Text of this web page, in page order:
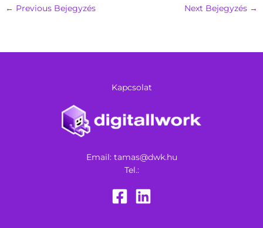
← Previous Bejegyzés Next Bejegyzés →
Kapcsolat
Email: tamas@dwk.hu
Tel.: